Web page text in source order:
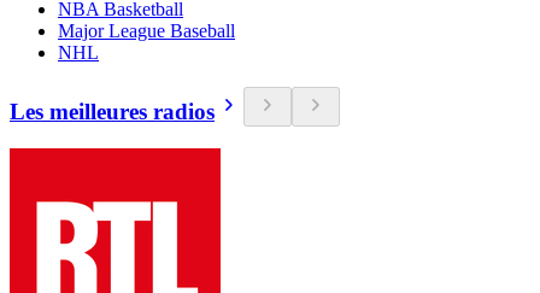
NBA Basketball
Major League Baseball
NHL
Les meilleures radios